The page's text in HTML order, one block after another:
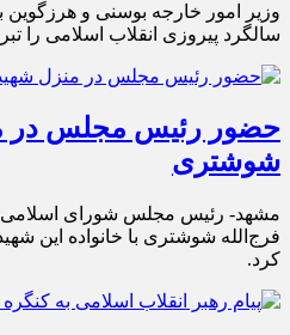
وزیر امور خارجه بوسنی و هرزگوین
سالگرد پیروزی انقلاب اسلامی را
حضور رئیس مجلس در
شوشتری
مشهد- رئیس مجلس شورای اسلامی
فرج‌الله شوشتری با خانواده این
کرد.